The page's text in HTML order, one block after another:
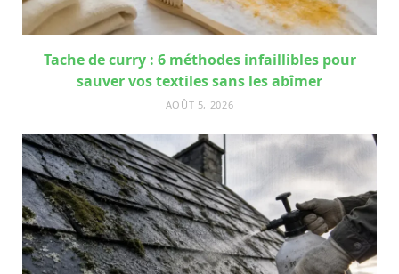
Tache de curry : 6 méthodes infaillibles pour
sauver vos textiles sans les abîmer
AOÛT 5, 2026